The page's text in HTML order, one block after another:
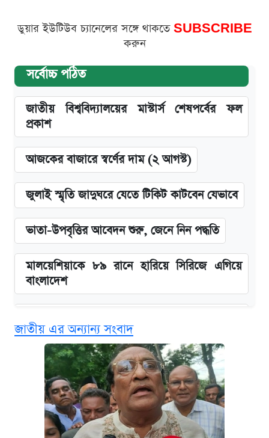
ডুয়ার ইউটিউব চ্যানেলের সঙ্গে থাকতে SUBSCRIBE
করুন
সর্বোচ্চ পঠিত
জাতীয় বিশ্ববিদ্যালয়ের মাস্টার্স শেষপর্বের ফল
প্রকাশ
আজকের বাজারে স্বর্ণের দাম (২ আগস্ট)
জুলাই স্মৃতি জাদুঘরে যেতে টিকিট কাটবেন যেভাবে
ভাতা-উপবৃত্তির আবেদন শুরু, জেনে নিন পদ্ধতি
মালয়েশিয়াকে ৮৯ রানে হারিয়ে সিরিজে এগিয়ে
বাংলাদেশ
খান
এক ক্লিকে জেনে নিন আইফোন ১৮ প্রো ম্যাক্সের
দাম ও ফিচার
কবে শুরু হচ্ছে ঢাবির ভর্তি আবেদন, জানাল কর্তৃপক্ষ
জাতীয় এর অন্যান্য সংবাদ